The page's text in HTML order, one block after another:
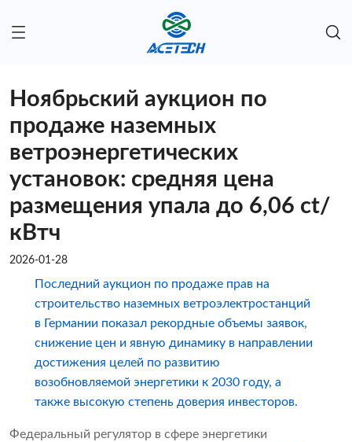
Ноябрьский аукцион по
продаже наземных
ветроэнергетических
установок: средняя цена
размещения упала до 6,06 ct/
кВтч
2026-01-28
Последний аукцион по продаже прав на
строительство наземных ветроэлектростанций
в Германии показал рекордные объемы заявок,
снижение цен и явную динамику в направлении
достижения целей по развитию
возобновляемой энергетики к 2030 году, а
также высокую степень доверия инвесторов.
Федеральный регулятор в сфере энергетики